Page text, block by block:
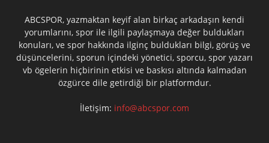
ABCSPOR, yazmaktan keyif alan birkaç arkadaşın kendi
yorumlarını, spor ile ilgili paylaşmaya değer buldukları
konuları, ve spor hakkında ilginç buldukları bilgi, görüş ve
düşüncelerini, sporun içindeki yönetici, sporcu, spor yazarı
vb ögelerin hiçbirinin etkisi ve baskısı altında kalmadan
özgürce dile getirdiği bir platformdur.
İletişim: info@abcspor.com